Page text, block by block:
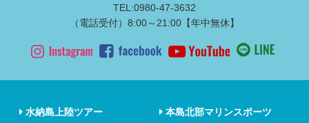
TEL:0980-47-3632
（電話受付）8:00～21:00【年中無休】
水納島上陸ツアー 本島北部マリンスポーツ